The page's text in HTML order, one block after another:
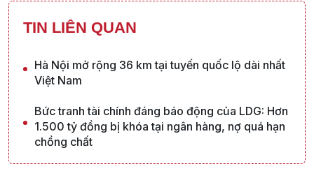
TIN LIÊN QUAN
Hà Nội mở rộng 36 km tại tuyến quốc lộ dài nhất
Việt Nam
Bức tranh tài chính đáng báo động của LDG: Hơn
1.500 tỷ đồng bị khóa tại ngân hàng, nợ quá hạn
chồng chất